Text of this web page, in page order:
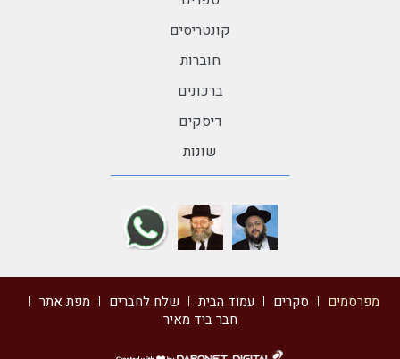
קונטריסים
חוברות
ברכונים
דיסקים
שונות
מפרסמים סקרים עמוד הבית שלח לחברים
מפת אתר
חבר ביד מאיר